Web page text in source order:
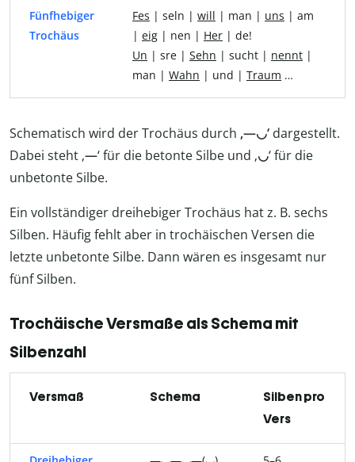
Fünfhebiger
Trochäus
Fes | seln | will | man | uns | am
| eig | nen | Her | de!
Un | sre | Sehn | sucht | nennt |
man | Wahn | und | Traum …
Schematisch wird der Trochäus durch ‚—◡‘ dargestellt.
Dabei steht ‚—‘ für die betonte Silbe und ‚◡‘ für die
unbetonte Silbe.
Ein vollständiger dreihebiger Trochäus hat z. B. sechs
Silben. Häufig fehlt aber in trochäischen Versen die
letzte unbetonte Silbe. Dann wären es insgesamt nur
fünf Silben.
Trochäische Versmaße als Schema mit
Silbenzahl
Versmaß Schema
Silben pro
Vers